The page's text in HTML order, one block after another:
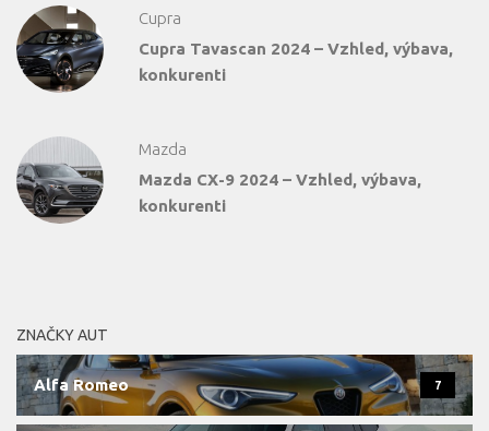
Cupra
Cupra Tavascan 2024 – Vzhled, výbava,
konkurenti
Mazda
Mazda CX-9 2024 – Vzhled, výbava,
konkurenti
ZNAČKY AUT
Alfa Romeo 7